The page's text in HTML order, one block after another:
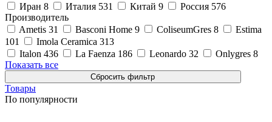
Иран 8 Италия 531 Китай 9 Россия 576
Производитель
Ametis 31 Basconi Home 9 ColiseumGres 8
Estima
101
Imola Ceramica 313
Italon 436 La Faenza 186 Leonardo 32 Onlygres 8
Показать все
Товары
По популярности